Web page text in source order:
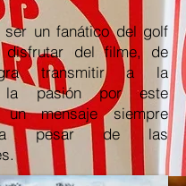
ser un fanático del golf
disfrutar del filme, de
transmitir a la
la pasión por este
mensaje siempre
a pesar de las